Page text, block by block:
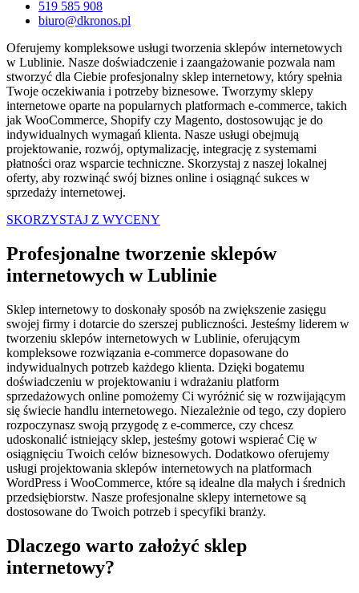
519 585 908
biuro@dkronos.pl
Oferujemy kompleksowe usługi tworzenia sklepów internetowych
w Lublinie. Nasze doświadczenie i zaangażowanie pozwala nam
stworzyć dla Ciebie profesjonalny sklep internetowy, który spełnia
Twoje oczekiwania i potrzeby biznesowe. Tworzymy sklepy
internetowe oparte na popularnych platformach e-commerce, takich
jak WooCommerce, Shopify czy Magento, dostosowując je do
indywidualnych wymagań klienta. Nasze usługi obejmują
projektowanie, rozwój, optymalizację, integrację z systemami
płatności oraz wsparcie techniczne. Skorzystaj z naszej lokalnej
oferty, aby rozwinąć swój biznes online i osiągnąć sukces w
sprzedaży internetowej.
SKORZYSTAJ Z WYCENY
Profesjonalne tworzenie sklepów
internetowych w Lublinie
Sklep internetowy to doskonały sposób na zwiększenie zasięgu
swojej firmy i dotarcie do szerszej publiczności. Jesteśmy liderem w
tworzeniu sklepów internetowych w Lublinie, oferującym
kompleksowe rozwiązania e-commerce dopasowane do
indywidualnych potrzeb każdego klienta. Dzięki bogatemu
doświadczeniu w projektowaniu i wdrażaniu platform
sprzedażowych online pomożemy Ci wyróżnić się w rozwijającym
się świecie handlu internetowego. Niezależnie od tego, czy dopiero
rozpoczynasz swoją przygodę z e-commerce, czy chcesz
udoskonalić istniejący sklep, jesteśmy gotowi wspierać Cię w
osiągnięciu Twoich celów biznesowych. Dodatkowo oferujemy
usługi projektowania sklepów internetowych na platformach
WordPress i WooCommerce, które są idealne dla małych i średnich
przedsiębiorstw. Nasze profesjonalne sklepy internetowe są
dostosowane do Twoich potrzeb i specyfiki branży.
Dlaczego warto założyć sklep
internetowy?